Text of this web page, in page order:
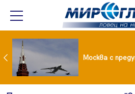
Вече не рушим само Земята: 4-тонен фрагмент на SpaceX удари луната